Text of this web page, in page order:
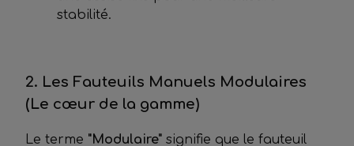
stabilité.
2. Les Fauteuils Manuels Modulaires
(Le cœur de la gamme)
Le terme "Modulaire" signifie que le fauteuil